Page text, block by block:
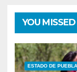
YOU MISSED
ESTADO DE PUEBLA